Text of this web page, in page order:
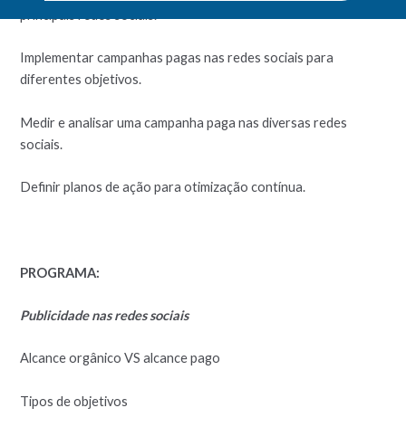
Implementar campanhas pagas nas redes sociais para
diferentes objetivos.
Medir e analisar uma campanha paga nas diversas redes
sociais.
Definir planos de ação para otimização contínua.
PROGRAMA:
Publicidade nas redes sociais
Alcance orgânico VS alcance pago
Tipos de objetivos